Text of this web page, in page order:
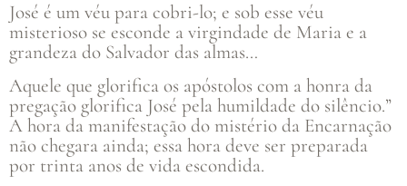
José é um véu para cobri-lo; e sob esse véu
misterioso se esconde a virgindade de Maria e a
grandeza do Salvador das almas…
Aquele que glorifica os apóstolos com a honra da
pregação glorifica José pela humildade do silêncio.”
A hora da manifestação do mistério da Encarnação
não chegara ainda; essa hora deve ser preparada
por trinta anos de vida escondida.